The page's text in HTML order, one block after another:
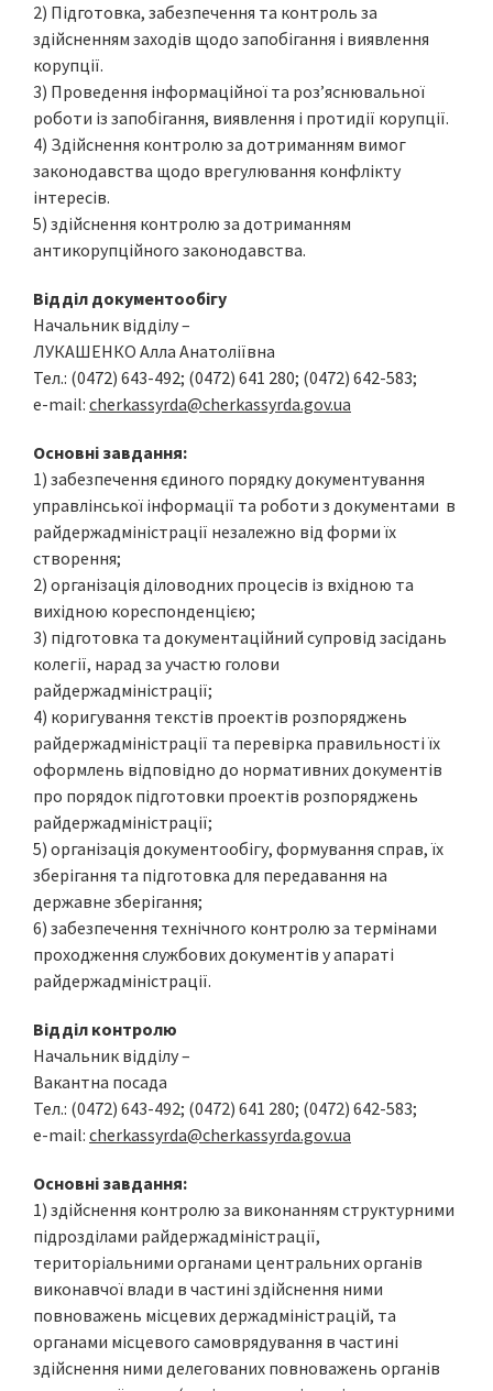
2) Підготовка, забезпечення та контроль за
здійсненням заходів щодо запобігання і виявлення
корупції.
3) Проведення інформаційної та роз’яснювальної
роботи із запобігання, виявлення і протидії корупції.
4) Здійснення контролю за дотриманням вимог
законодавства щодо врегулювання конфлікту
інтересів.
5) здійснення контролю за дотриманням
антикорупційного законодавства.
Відділ документообігу
Начальник відділу –
ЛУКАШЕНКО Алла Анатоліївна
Тел.: (0472) 643-492; (0472) 641 280; (0472) 642-583;
e-mail: cherkassyrda@cherkassyrda.gov.ua
Основні завдання:
1) забезпечення єдиного порядку документування
управлінської інформації та роботи з документами в
райдержадміністрації незалежно від форми їх
створення;
2) організація діловодних процесів із вхідною та
вихідною кореспонденцією;
3) підготовка та документаційний супровід засідань
колегії, нарад за участю голови
райдержадміністрації;
4) коригування текстів проектів розпоряджень
райдержадміністрації та перевірка правильності їх
оформлень відповідно до нормативних документів
про порядок підготовки проектів розпоряджень
райдержадміністрації;
5) організація документообігу, формування справ, їх
зберігання та підготовка для передавання на
державне зберігання;
6) забезпечення технічного контролю за термінами
проходження службових документів у апараті
райдержадміністрації.
Відділ контролю
Начальник відділу –
Вакантна посада
Тел.: (0472) 643-492; (0472) 641 280; (0472) 642-583;
e-mail: cherkassyrda@cherkassyrda.gov.ua
Основні завдання:
1) здійснення контролю за виконанням структурними
підрозділами райдержадміністрації,
територіальними органами центральних органів
виконавчої влади в частині здійснення ними
повноважень місцевих держадміністрацій, та
органами місцевого самоврядування в частині
здійснення ними делегованих повноважень органів